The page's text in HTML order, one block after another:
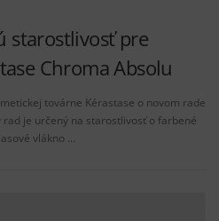
starostlivosť pre
Chroma Absolu
továrne Kérastase o novom rade
je určený na starostlivosť o farbené
vlákno …